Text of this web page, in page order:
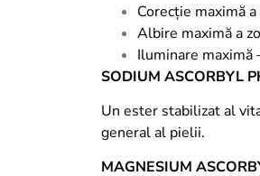
Corecție maximă
Albire maximă a
Iluminare maximă
SODIUM ASCORBYL
Un ester stabilizat al
general al pielii.
MAGNESIUM